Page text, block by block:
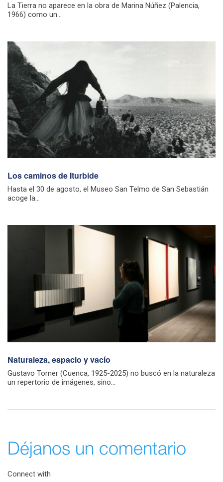
La Tierra no aparece en la obra de Marina Núñez (Palencia,
1966) como un...
Los caminos de Iturbide
Hasta el 30 de agosto, el Museo San Telmo de San Sebastián
acoge la...
Naturaleza, espacio y vacío
Gustavo Torner (Cuenca, 1925-2025) no buscó en la naturaleza
un repertorio de imágenes, sino...
Déjanos un comentario
Connect with